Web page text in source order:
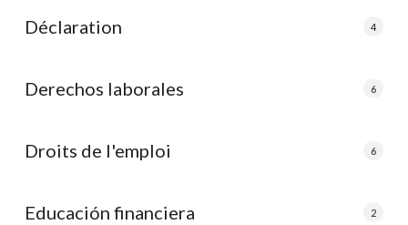
Déclaration 4
Derechos laborales 6
Droits de l'emploi 6
Educación financiera 2